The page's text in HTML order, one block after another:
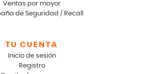
Ventas por mayor
de Seguridad / Recall
TU CUENTA
Inicio de sesión
Registro